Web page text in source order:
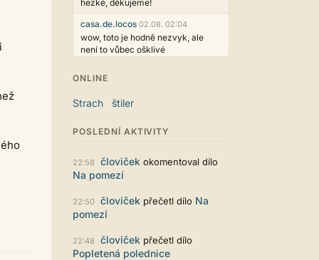
hezké, děkujeme!
casa.de.locos 02.08. 02:04
wow, toto je hodně nezvyk, ale
není to vůbec ošklivé
Už i počet přečtení jde vidět,
reklama co zasahovala do chatu je
myslím také už v pořádku,
Líbí se mi tmavá varianta nového
vzhledu. Na některých místech
jsou sice mezi prvky příliš velké
určitě to půjde upravit místním
stylem... Celkově je styl dobře
puero 29.07. 11:53
ONLINE
Strach štiler
POSLEDNÍ AKTIVITY
22:58 človiček okomentoval dílo
Na pomezí
22:50 človiček přečetl dílo Na
pomezí
22:48 človiček přečetl dílo
Popletená polednice